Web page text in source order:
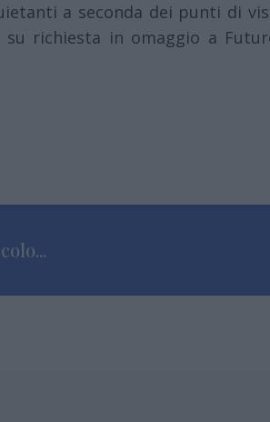
a seconda dei punti di
richiesta in omaggio a